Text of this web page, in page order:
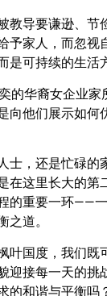
教导要谦逊、节
予家人，而忽视
是可持续的生活
的华裔女企业家
向他们展示如何
士，还是忙碌的
在这里长大的第
的重要一环——
之道。
叶国度，我们既
迎接每一天的挑
的和谐与平衡吗